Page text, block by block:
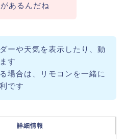
あるんだね
ーや天気を表示したり、動
す
場合は、リモコンを一緒に
です
詳細情報